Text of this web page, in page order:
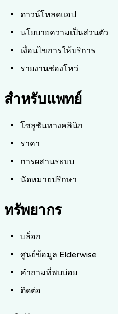
ดาวน์โหลดแอป
นโยบายความเป็นส่วนตัว
เงื่อนไขการให้บริการ
รายงานช่องโหว่
สำหรับแพทย์
โซลูชันทางคลินิก
ราคา
การผสานระบบ
นัดหมายปรึกษา
ทรัพยากร
บล็อก
ศูนย์ข้อมูล Elderwise
คำถามที่พบบ่อย
ติดต่อ